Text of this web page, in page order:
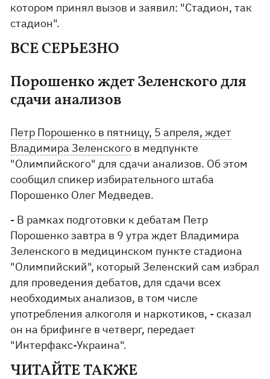
котором принял вызов и заявил: "Стадион, так
стадион".
ВСЕ СЕРЬЕЗНО
Порошенко ждет Зеленского для
сдачи анализов
Петр Порошенко в пятницу, 5 апреля, ждет
Владимира Зеленского в медпункте
"Олимпийского" для сдачи анализов. Об этом
сообщил спикер избирательного штаба
Порошенко Олег Медведев.
- В рамках подготовки к дебатам Петр
Порошенко завтра в 9 утра ждет Владимира
Зеленского в медицинском пункте стадиона
"Олимпийский", который Зеленский сам избрал
для проведения дебатов, для сдачи всех
необходимых анализов, в том числе
употребления алкоголя и наркотиков, - сказал
он на брифинге в четверг, передает
"Интерфакс-Украина".
ЧИТАЙТЕ ТАКЖЕ